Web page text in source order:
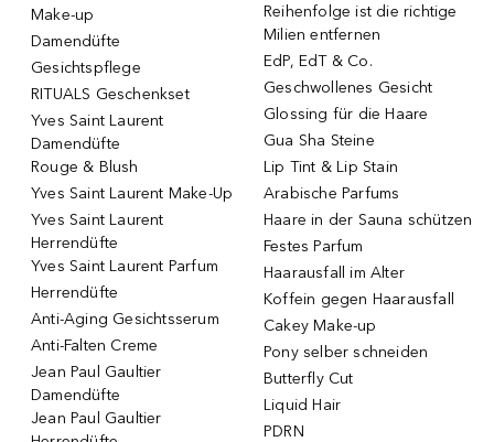
Make-up
Damendüfte
Gesichtspflege
RITUALS Geschenkset
Yves Saint Laurent
Damendüfte
Rouge & Blush
Yves Saint Laurent Make-Up
Yves Saint Laurent
Herrendüfte
Yves Saint Laurent Parfum
Herrendüfte
Anti-Aging Gesichtsserum
Anti-Falten Creme
Jean Paul Gaultier
Damendüfte
Jean Paul Gaultier
Reihenfolge ist die richtige
Milien entfernen
EdP, EdT & Co.
Geschwollenes Gesicht
Glossing für die Haare
Gua Sha Steine
Lip Tint & Lip Stain
Arabische Parfums
Haare in der Sauna schützen
Festes Parfum
Haarausfall im Alter
Koffein gegen Haarausfall
Cakey Make-up
Pony selber schneiden
Butterfly Cut
Liquid Hair
PDRN